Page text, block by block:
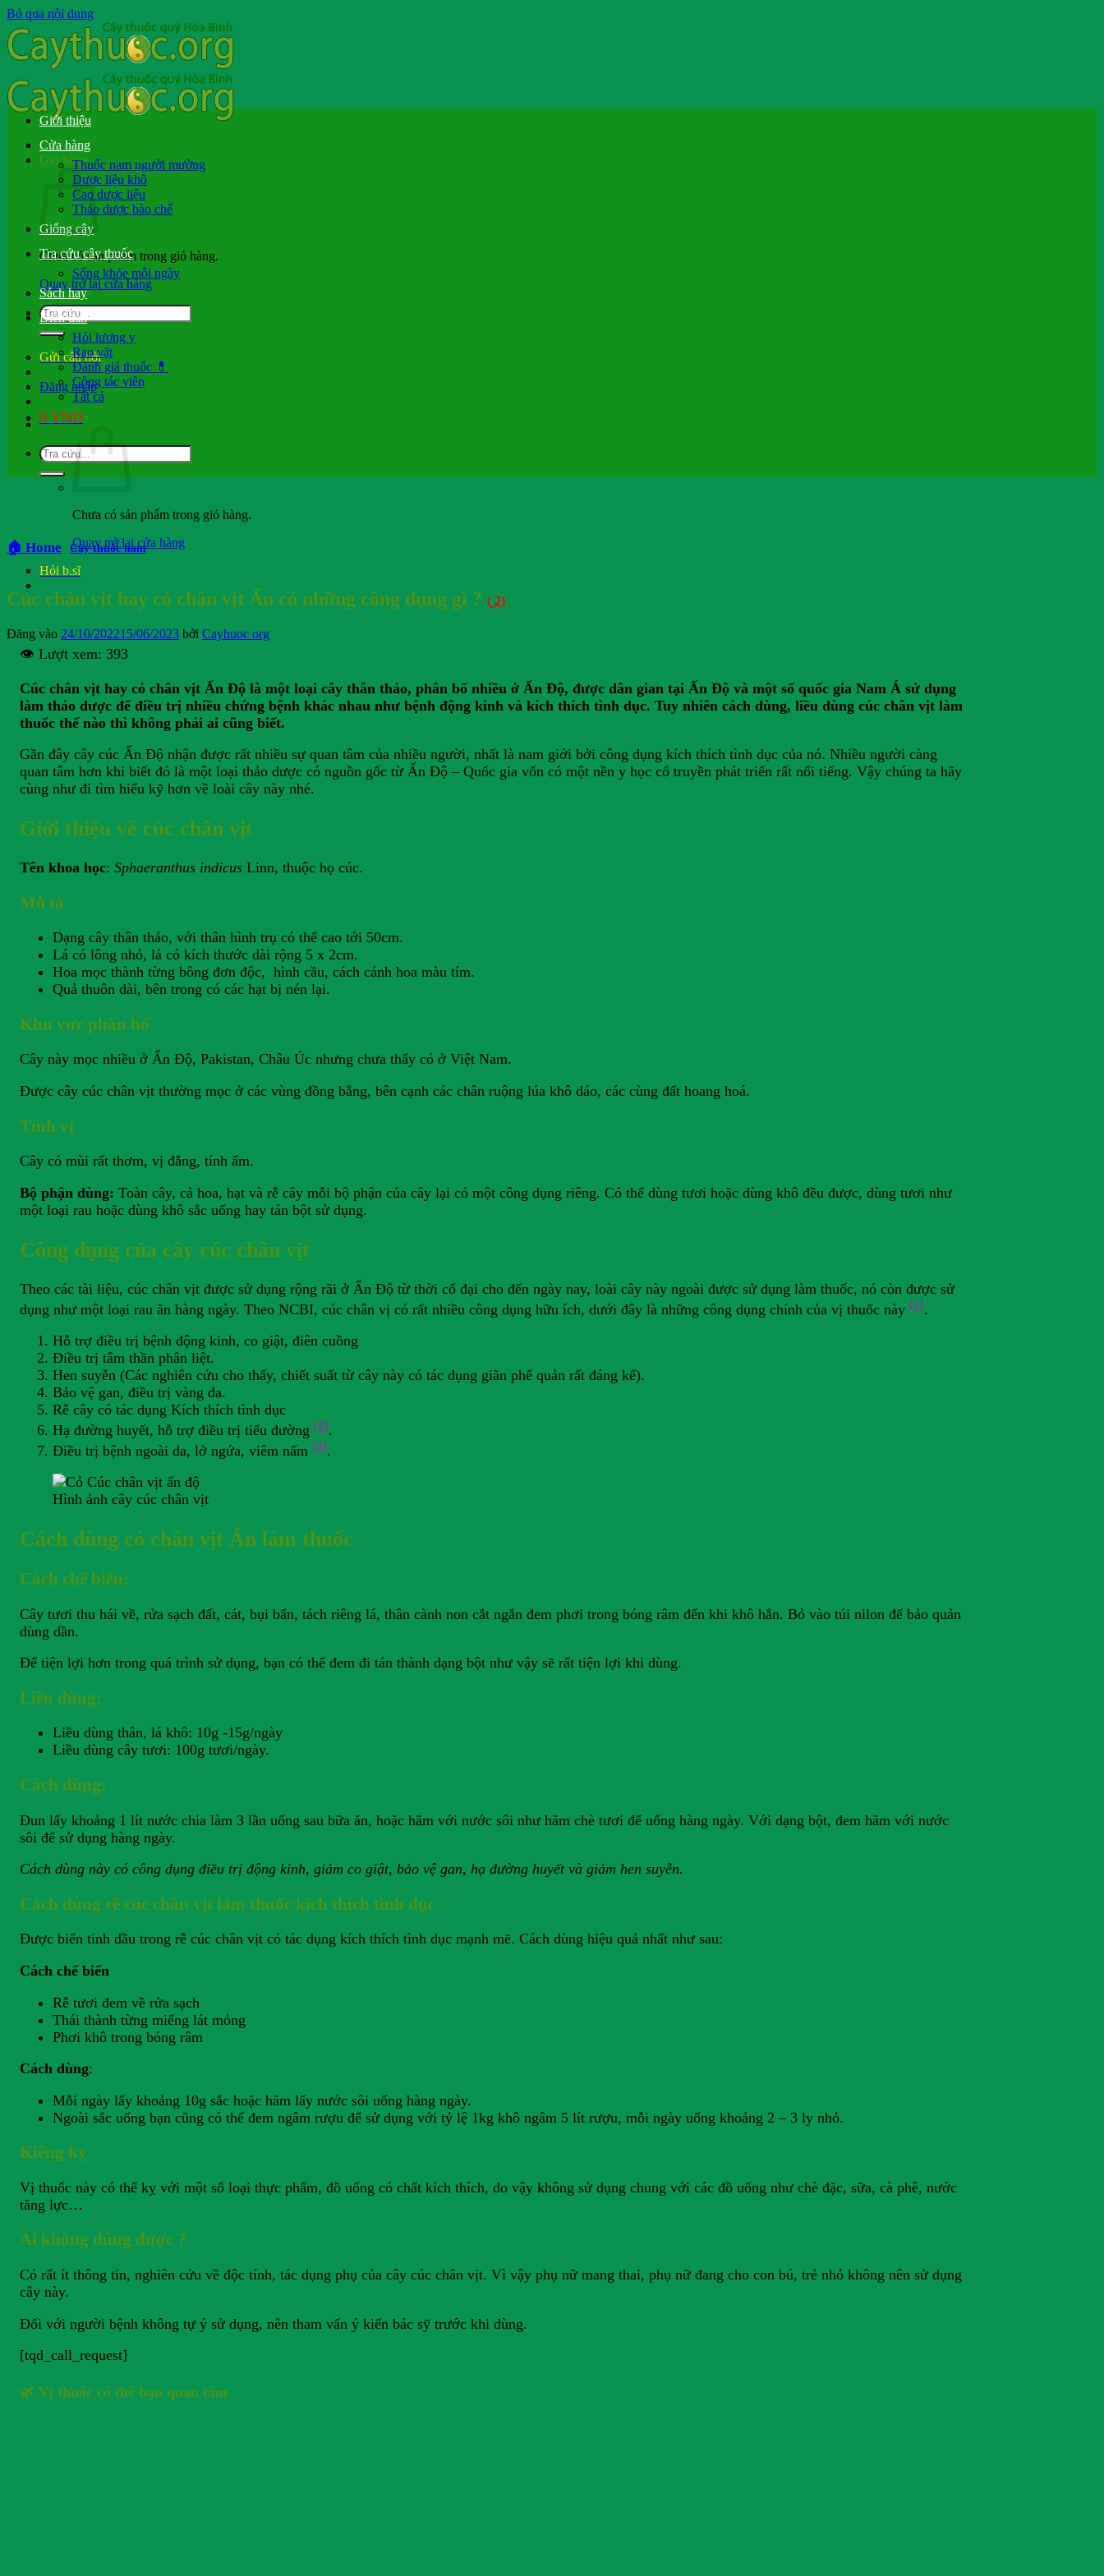
Bỏ qua nội dung
Giỏ hàng
Chưa có sản phẩm trong giỏ hàng.
Quay trở lại cửa hàng
Gửi câu hỏi
Đăng nhập
0 VND
Chưa có sản phẩm trong giỏ hàng.
Quay trở lại cửa hàng
Hỏi b.sĩ
Giới thiệu
Cửa hàng
Thuốc nam người mường
Dược liệu khô
Cao dược liệu
Thảo dược bào chế
Giống cây
Tra cứu cây thuốc
Sống khỏe mỗi ngày
Sách hay
Diễn đàn
Hỏi lương y
Rao vặt
Đánh giá thuốc 💊
Cộng tác viên
Tất cả
🏠 Home Cây thuốc nam
Cúc chân vịt hay cỏ chân vịt Ấn có những công dụng gì ? ( 2)
Đăng vào 24/10/202215/06/2023 bởi Cayhuoc org
👁️ Lượt xem: 393
Cúc chân vịt hay cỏ chân vịt Ấn Độ là một loại cây thân thảo, phân bố nhiều ở Ấn Độ, được dân gian tại Ấn Độ và một số quốc gia Nam Á sử dụng
làm thảo dược để điều trị nhiều chứng bệnh khác nhau như bệnh động kinh và kích thích tình dục. Tuy nhiên cách dùng, liều dùng cúc chân vịt làm
thuốc thế nào thì không phải ai cũng biết.
Gần đây cây cúc Ấn Độ nhận được rất nhiều sự quan tâm của nhiều người, nhất là nam giới bởi công dụng kích thích tình dục của nó. Nhiều người càng
quan tâm hơn khi biết đó là một loại thảo dược có nguồn gốc từ Ấn Độ – Quốc gia vốn có một nền y học cổ truyền phát triển rất nổi tiếng. Vậy chúng ta hãy
cùng như đi tìm hiểu kỹ hơn về loài cây này nhé.
Giới thiệu về cúc chân vịt
Tên khoa học: Sphaeranthus indicusLinn, thuộc họ cúc.
Mô tả
Dạng cây thân thảo, với thân hình trụ có thể cao tới 50cm.
Lá có lông nhỏ, lá có kích thước dài rộng 5 x 2cm.
Hoa mọc thành từng bông đơn độc, hình cầu, cách cánh hoa màu tím.
Quả thuôn dài, bên trong có các hạt bị nén lại.
Khu vực phân bố
Cây này mọc nhiều ở Ấn Độ, Pakistan, Châu Úc nhưng chưa thấy có ở Việt Nam.
Được cây cúc chân vịt thường mọc ở các vùng đồng bằng, bên cạnh các chân ruộng lúa khô dáo, các cùng đất hoang hoá.
Tính vị
Cây có mùi rất thơm, vị đắng, tính ấm.
Bộ phận dùng: Toàn cây, cả hoa, hạt và rễ cây mỗi bộ phận của cây lại có một công dụng riêng. Có thể dùng tươi hoặc dùng khô đều được, dùng tươi như
một loại rau hoặc dùng khô sắc uống hay tán bột sử dụng.
Công dụng của cây cúc chân vịt
Theo các tài liệu, cúc chân vịt được sử dụng rộng rãi ở Ấn Độ từ thời cổ đại cho đến ngày nay, loài cây này ngoài được sử dụng làm thuốc, nó còn được sử
dụng như một loại rau ăn hàng ngày. Theo NCBI, cúc chân vị có rất nhiều công dụng hữu ích, dưới đây là những công dụng chính của vị thuốc này(1).
Hỗ trợ điều trị bệnh động kinh, co giật, điên cuồng
Điều trị tâm thần phân liệt.
Hen suyễn (Các nghiên cứu cho thấy, chiết suất từ cây này có tác dụng giãn phế quản rất đáng kể).
Bảo vệ gan, điều trị vàng da.
Rễ cây có tác dụng Kích thích tình dục
Hạ đường huyết, hỗ trợ điều trị tiểu đường(2).
Điều trị bệnh ngoài da, lở ngứa, viêm nấm(3).
Hình ảnh cây cúc chân vịt
Cách dùng cỏ chân vịt Ấn làm thuốc
Cách chế biến:
Cây tươi thu hái về, rửa sạch đất, cát, bụi bẩn, tách riêng lá, thân cành non cắt ngắn đem phơi trong bóng râm đến khi khô hẳn. Bỏ vào túi nilon để bảo quản
dùng dần.
Để tiện lợi hơn trong quá trình sử dụng, bạn có thể đem đi tán thành dạng bột như vậy sẽ rất tiện lợi khi dùng.
Liều dùng:
Liều dùng thân, lá khô: 10g -15g/ngày
Liều dùng cây tươi: 100g tươi/ngày.
Cách dùng:
Đun lấy khoảng 1 lít nước chia làm 3 lần uống sau bữa ăn, hoặc hãm với nước sôi như hãm chè tươi để uống hàng ngày. Với dạng bột, đem hãm với nước
sôi để sử dụng hàng ngày.
Cách dùng này có công dụng điều trị động kinh, giảm co giật, bảo vệ gan, hạ đường huyết và giảm hen suyễn.
Cách dùng rễ cúc chân vịt làm thuốc kích thích tình dục
Được biến tinh dầu trong rễ cúc chân vịt có tác dụng kích thích tình dục mạnh mẽ. Cách dùng hiệu quả nhất như sau:
Cách chế biến
Rễ tươi đem về rửa sạch
Thái thành từng miếng lát mỏng
Phơi khô trong bóng râm
Cách dùng:
Mỗi ngày lấy khoảng 10g sắc hoặc hãm lấy nước sôi uống hàng ngày.
Ngoài sắc uống bạn cũng có thể đem ngâm rượu để sử dụng với tỷ lệ 1kg khô ngâm 5 lít rượu, mỗi ngày uống khoảng 2 – 3 ly nhỏ.
Kiêng kỵ
Vị thuốc này có thể kỵ với một số loại thực phẩm, đồ uống có chất kích thích, do vậy không sử dụng chung với các đồ uống như chè đặc, sữa, cà phê, nước
tăng lực…
Ai không dùng được ?
Có rất ít thông tin, nghiên cứu về độc tính, tác dụng phụ của cây cúc chân vịt. Vì vậy phụ nữ mang thai, phụ nữ đang cho con bú, trẻ nhỏ không nên sử dụng
cây này.
Đối với người bệnh không tự ý sử dụng, nên tham vấn ý kiến bác sỹ trước khi dùng.
[tqd_call_request]
🌿 Vị thuốc có thể bạn quan tâm